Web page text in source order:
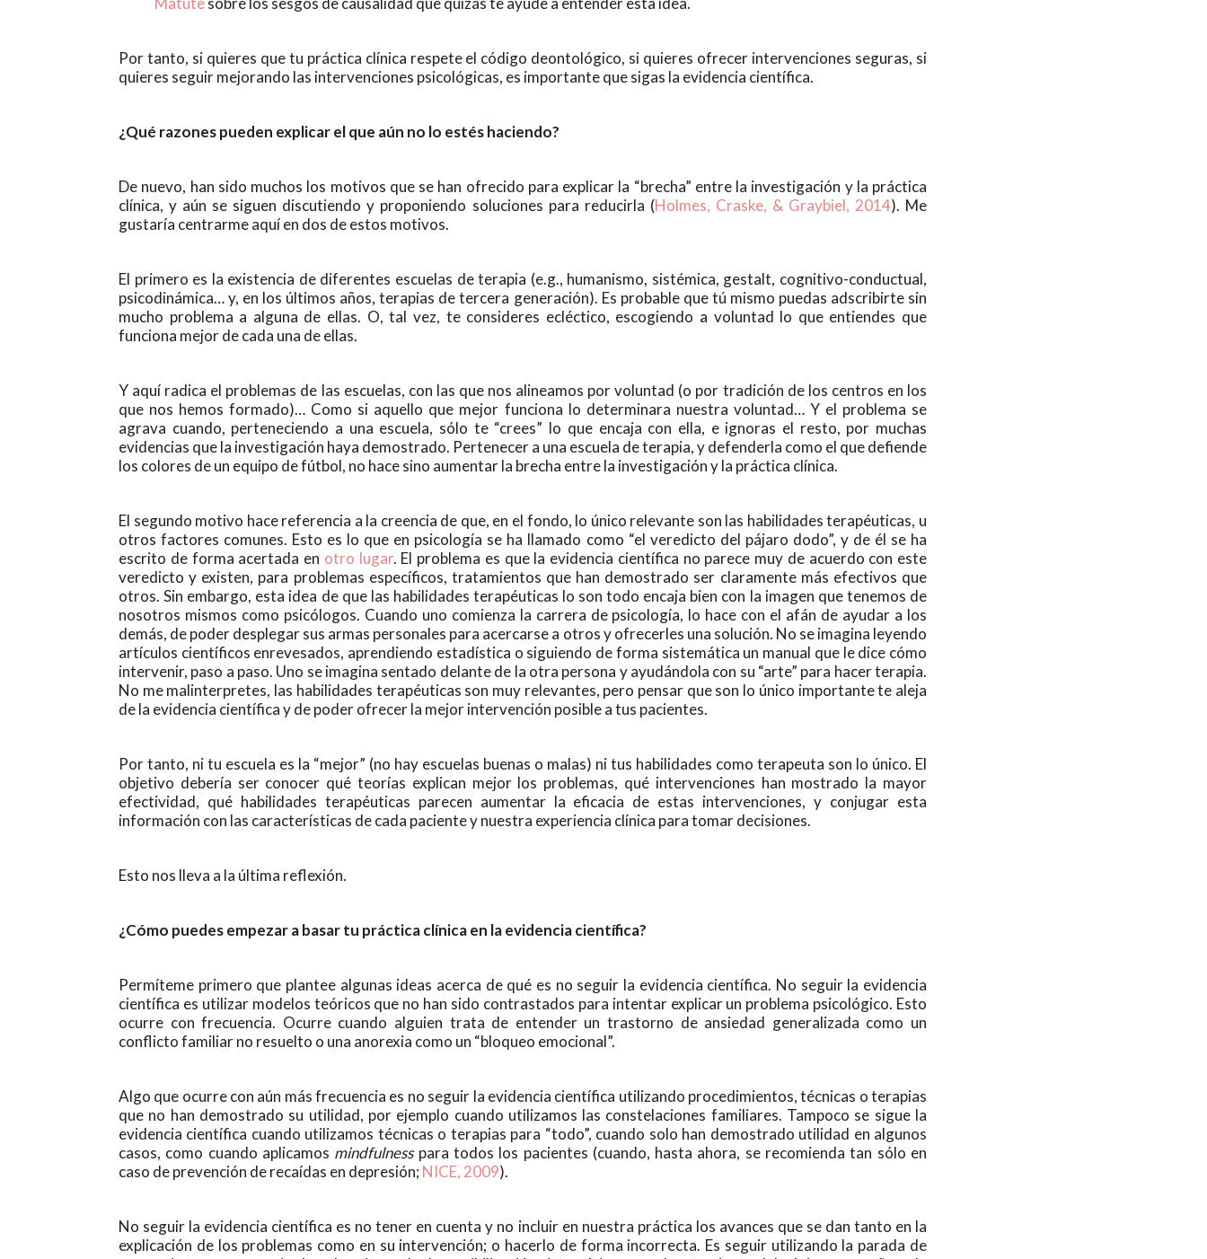
Por tanto, si quieres que tu práctica clínica respete el código deontológico, si quieres ofrecer intervenciones seguras, si
quieres seguir mejorando las intervenciones psicológicas, es importante que sigas la evidencia científica.
¿Qué razones pueden explicar el que aún no lo estés haciendo?
De nuevo, han sido muchos los motivos que se han ofrecido para explicar la “brecha” entre la investigación y la práctica
clínica, y aún se siguen discutiendo y proponiendo soluciones para reducirla (Holmes, Craske, & Graybiel, 2014). Me
gustaría centrarme aquí en dos de estos motivos.
El primero es la existencia de diferentes escuelas de terapia (e.g., humanismo, sistémica, gestalt, cognitivo-conductual,
psicodinámica… y, en los últimos años, terapias de tercera generación). Es probable que tú mismo puedas adscribirte sin
mucho problema a alguna de ellas. O, tal vez, te consideres ecléctico, escogiendo a voluntad lo que entiendes que
funciona mejor de cada una de ellas.
Y aquí radica el problemas de las escuelas, con las que nos alineamos por voluntad (o por tradición de los centros en los
que nos hemos formado)… Como si aquello que mejor funciona lo determinara nuestra voluntad… Y el problema se
agrava cuando, perteneciendo a una escuela, sólo te “crees” lo que encaja con ella, e ignoras el resto, por muchas
evidencias que la investigación haya demostrado. Pertenecer a una escuela de terapia, y defenderla como el que defiende
los colores de un equipo de fútbol, no hace sino aumentar la brecha entre la investigación y la práctica clínica.
El segundo motivo hace referencia a la creencia de que, en el fondo, lo único relevante son las habilidades terapéuticas, u
otros factores comunes. Esto es lo que en psicología se ha llamado como “el veredicto del pájaro dodo”, y de él se ha
escrito de forma acertada en otro lugar. El problema es que la evidencia científica no parece muy de acuerdo con este
veredicto y existen, para problemas específicos, tratamientos que han demostrado ser claramente más efectivos que
otros. Sin embargo, esta idea de que las habilidades terapéuticas lo son todo encaja bien con la imagen que tenemos de
nosotros mismos como psicólogos. Cuando uno comienza la carrera de psicología, lo hace con el afán de ayudar a los
demás, de poder desplegar sus armas personales para acercarse a otros y ofrecerles una solución. No se imagina leyendo
artículos científicos enrevesados, aprendiendo estadística o siguiendo de forma sistemática un manual que le dice cómo
intervenir, paso a paso. Uno se imagina sentado delante de la otra persona y ayudándola con su “arte” para hacer terapia.
No me malinterpretes, las habilidades terapéuticas son muy relevantes, pero pensar que son lo único importante te aleja
de la evidencia científica y de poder ofrecer la mejor intervención posible a tus pacientes.
Por tanto, ni tu escuela es la “mejor” (no hay escuelas buenas o malas) ni tus habilidades como terapeuta son lo único. El
objetivo debería ser conocer qué teorías explican mejor los problemas, qué intervenciones han mostrado la mayor
efectividad, qué habilidades terapéuticas parecen aumentar la eficacia de estas intervenciones, y conjugar esta
información con las características de cada paciente y nuestra experiencia clínica para tomar decisiones.
Esto nos lleva a la última reflexión.
¿Cómo puedes empezar a basar tu práctica clínica en la evidencia científica?
Permíteme primero que plantee algunas ideas acerca de qué es no seguir la evidencia científica. No seguir la evidencia
científica es utilizar modelos teóricos que no han sido contrastados para intentar explicar un problema psicológico. Esto
ocurre con frecuencia. Ocurre cuando alguien trata de entender un trastorno de ansiedad generalizada como un
conflicto familiar no resuelto o una anorexia como un “bloqueo emocional”.
Algo que ocurre con aún más frecuencia es no seguir la evidencia científica utilizando procedimientos, técnicas o terapias
que no han demostrado su utilidad, por ejemplo cuando utilizamos las constelaciones familiares. Tampoco se sigue la
evidencia científica cuando utilizamos técnicas o terapias para “todo”, cuando solo han demostrado utilidad en algunos
casos, como cuando aplicamos mindfulnesspara todos los pacientes (cuando, hasta ahora, se recomienda tan sólo en
caso de prevención de recaídas en depresión; NICE, 2009).
No seguir la evidencia científica es no tener en cuenta y no incluir en nuestra práctica los avances que se dan tanto en la
explicación de los problemas como en su intervención; o hacerlo de forma incorrecta. Es seguir utilizando la parada de